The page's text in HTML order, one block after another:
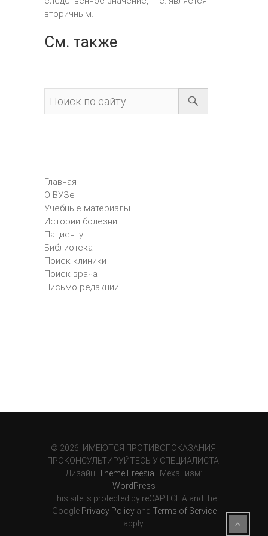
вторичным.
См. также
Главная
О ВУЗе
Учебные материалы
Истории болезни
Пациенту
Библиотека
Поиск клиники
Поиск врача
Письмо редакции
© 2026. ИМЕЮТСЯ ПРОТИВОПОКАЗАНИЯ.
ПРОКОНСУЛЬТИРУЙТЕСЬ У СПЕЦИАЛИСТА.
Дизайн: Theme Freesia | Механизм:
WordPress
This site is protected by reCAPTCHA and the
Google Privacy Policyand Terms of Service
apply.